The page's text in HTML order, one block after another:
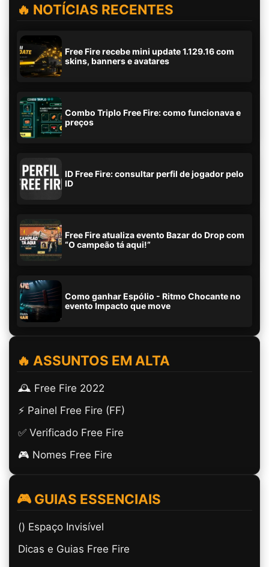
🔥 NOTÍCIAS RECENTES
Free Fire recebe mini update 1.129.16 com
skins, banners e avatares
Combo Triplo Free Fire: como funcionava e
preços
ID Free Fire: consultar perfil de jogador pelo
ID
Free Fire atualiza evento Bazar do Drop com
“O campeão tá aqui!”
Como ganhar Espólio - Ritmo Chocante no
evento Impacto que move
🔥 ASSUNTOS EM ALTA
🕰️ Free Fire 2022
⚡ Painel Free Fire (FF)
✅ Verificado Free Fire
🎮 Nomes Free Fire
🎮 GUIAS ESSENCIAIS
(ㅤ) Espaço Invisível
Dicas e Guias Free Fire